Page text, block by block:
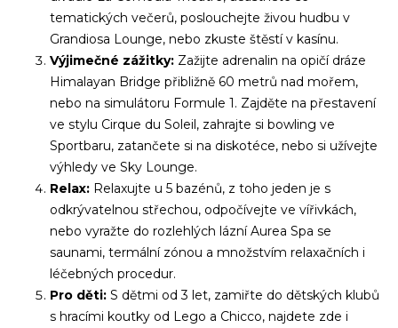
tematických večerů, poslouchejte živou hudbu v
Grandiosa Lounge, nebo zkuste štěstí v kasínu.
Výjimečné zážitky: Zažijte adrenalin na opičí dráze
Himalayan Bridge přibližně 60 metrů nad mořem,
nebo na simulátoru Formule 1. Zajděte na přestavení
ve stylu Cirque du Soleil, zahrajte si bowling ve
Sportbaru, zatančete si na diskotéce, nebo si užívejte
výhledy ve Sky Lounge.
Relax: Relaxujte u 5 bazénů, z toho jeden je s
odkrývatelnou střechou, odpočívejte ve vířivkách,
nebo vyražte do rozlehlých lázní Aurea Spa se
saunami, termální zónou a množstvím relaxačních i
léčebných procedur.
Pro děti: S dětmi od 3 let, zamiřte do dětských klubů
s hracími koutky od Lego a Chicco, najdete zde i